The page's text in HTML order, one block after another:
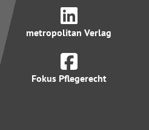
metropolitan Verlag
Fokus Pflegerecht